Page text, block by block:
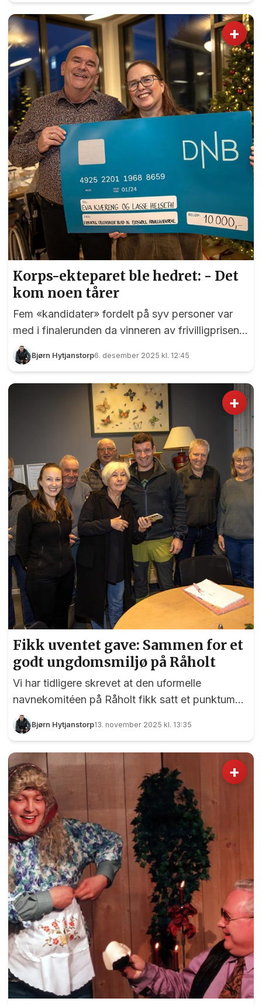
dem som hadde planlagt juletrefest på Gladbakk
akkurat denne dagen. 13. januar er jo
tjuendedagen - den dagen våre forfedre
tradisjonelt jaget jula på dør med kosteskaft og
festligheter. «Tjugandedags-Knut jagar jula ut»,
het det i gamle dager, og på ...
+
Korps-ekteparet ble hedret: - Det
kom noen tårer
Fem «kandidater» fordelt på syv personer var
med i finalerunden da vinneren av frivilligprisen
for 2025 ble offentliggjort fredag. - Da vi gikk ut
og fortalte at vi trengte nominasjoner til årets
mange gode kandidater å velge mellom, men vi i
styret har endt opp med fem verdige kandidater.
Og - hvis noen er uenig er det ikke mulig med
benkeforslag , sa styreleder i Eidsvoll
Frivilligsentral Kim Ankersten. Fra venstre Kim
Ankersten, Irene Enges...
Bjørn Hytjanstorp6. desember 2025 kl. 12:45
+
Fikk uventet gave: Sammen for et
godt ungdomsmiljø på Råholt
Vi har tidligere skrevet at den uformelle
navnekomitéen på Råholt fikk satt et punktum
for arbeidet sitt da en stor utgave av det
historiske Råholt-kartet ble overlevert til Eidsvoll
medlemmer fikk audiens i formannskapet . Men
en liten, og ikke uvesentlig ting, gjensto for den
driftige gjengen. Nemlig å gi bort overskuddet
fra salget av kartene til en god sak. Marit
Lunddal Løken, Einar Madsen, Stein Holt, Geir
Sørensen og Jan Oskar Slaatbraaten h...
Bjørn Hytjanstorp13. november 2025 kl. 13:35
+